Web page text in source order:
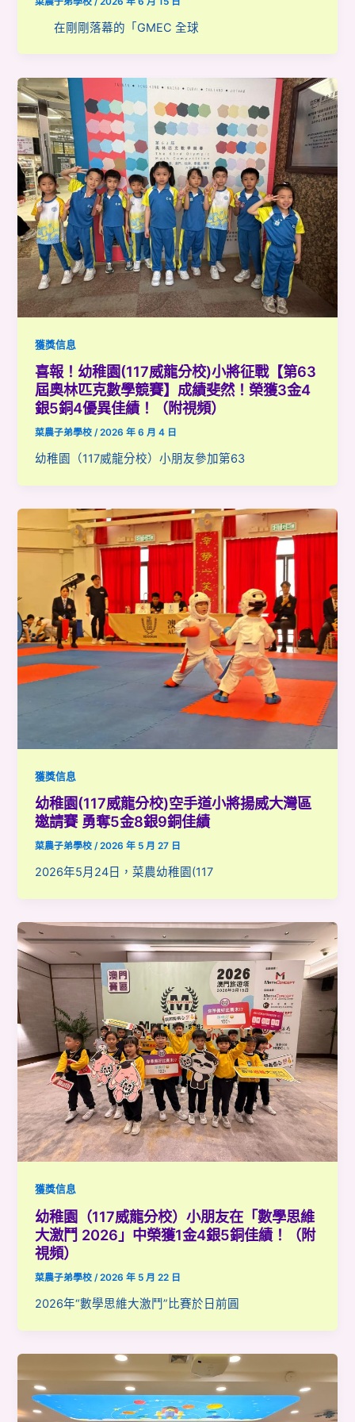
在剛剛落幕的「GMEC 全球
獲獎信息
喜報！幼稚園(117威龍分校)小將征戰【第63
屆奧林匹克數學競賽】成績斐然！榮獲3金4
銀5銅4優異佳績！（附視頻）
菜農子弟學校/2026 年 6 月 4 日
幼稚園（117威龍分校）小朋友參加第63
獲獎信息
幼稚園(117威龍分校)空手道小將揚威大灣區
邀請賽 勇奪5金8銀9銅佳績
菜農子弟學校/2026 年 5 月 27 日
2026年5月24日，菜農幼稚園(117
獲獎信息
幼稚園（117威龍分校）小朋友在「數學思維
大激鬥 2026」中榮獲1金4銀5銅佳績！（附
視頻）
菜農子弟學校 /2026 年 5 月 22 日
2026年“數學思維大激鬥”比賽於日前圓